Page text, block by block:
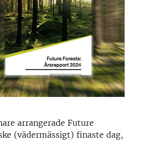
arrangerade Future
(vädermässigt) finaste dag,